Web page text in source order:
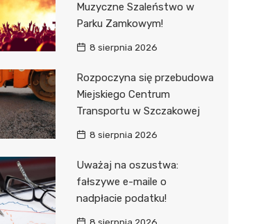
Muzyczne Szaleństwo w
Parku Zamkowym!
8 sierpnia 2026
Rozpoczyna się przebudowa
Miejskiego Centrum
Transportu w Szczakowej
8 sierpnia 2026
Uważaj na oszustwa:
fałszywe e-maile o
nadpłacie podatku!
8 sierpnia 2026